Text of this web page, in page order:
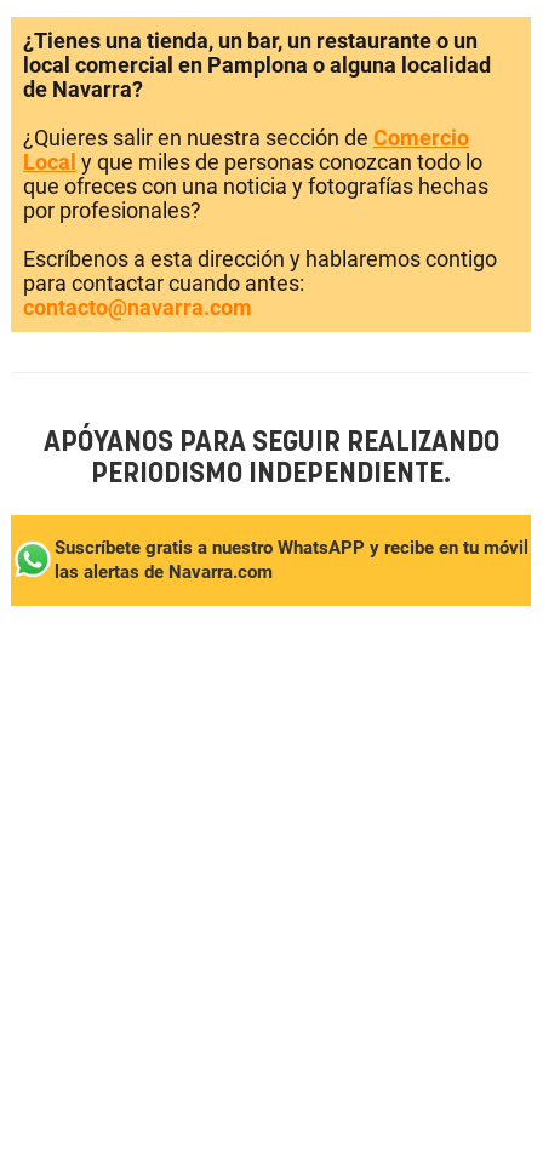
¿Tienes una tienda, un bar, un restaurante o un
local comercial en Pamplona o alguna localidad
de Navarra?
¿Quieres salir en nuestra sección de Comercio
Local y que miles de personas conozcan todo lo
que ofreces con una noticia y fotografías hechas
por profesionales?
Escríbenos a esta dirección y hablaremos contigo
para contactar cuando antes:
contacto@navarra.com
APÓYANOS PARA SEGUIR REALIZANDO
PERIODISMO INDEPENDIENTE.
Suscríbete gratis a nuestro WhatsAPP y recibe en tu móvil
las alertas de Navarra.com